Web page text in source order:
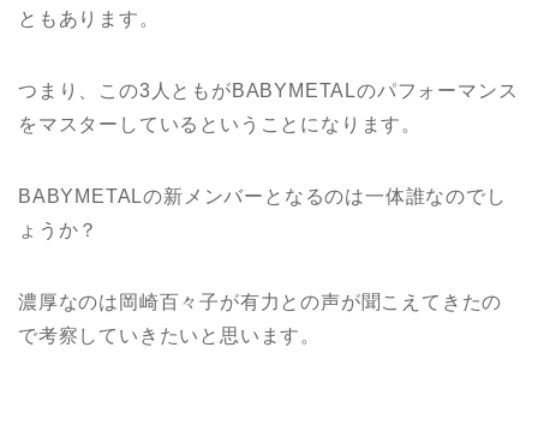
ともあります。
つまり、この3人ともがBABYMETALのパフォーマンス
をマスターしているということになります。
BABYMETALの新メンバーとなるのは一体誰なのでし
ょうか？
濃厚なのは岡崎百々子が有力との声が聞こえてきたの
で考察していきたいと思います。